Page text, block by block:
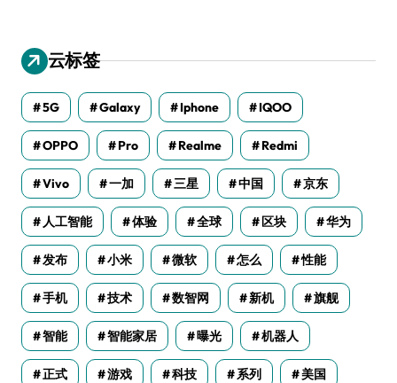
云标签
5G Galaxy Iphone IQOO
OPPO Pro Realme Redmi
Vivo 一加 三星 中国 京东
人工智能 体验 全球 区块 华为
发布 小米 微软 怎么 性能
手机 技术 数智网 新机 旗舰
智能 智能家居 曝光 机器人
正式 游戏 科技 系列 美国